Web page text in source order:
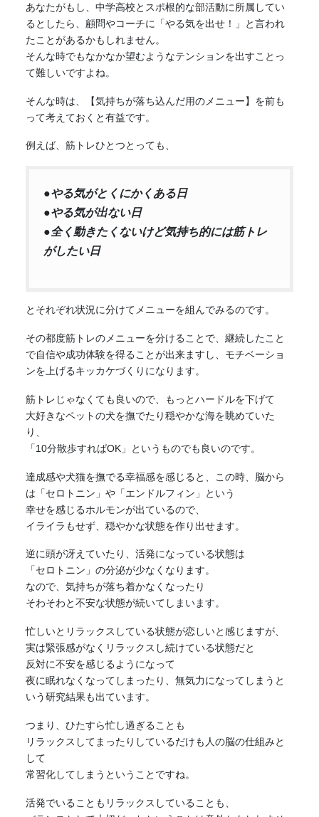
あなたがもし、中学高校とスポ根的な部活動に所属してい
るとしたら、顧問やコーチに「やる気を出せ！」と言われ
たことがあるかもしれません。
そんな時でもなかなか望むようなテンションを出すことっ
て難しいですよね。
そんな時は、【気持ちが落ち込んだ用のメニュー】を前も
って考えておくと有益です。
例えば、筋トレひとつとっても、
●やる気がとくにかくある日
●やる気が出ない日
●全く動きたくないけど気持ち的には筋トレ
がしたい日
とそれぞれ状況に分けてメニューを組んでみるのです。
その都度筋トレのメニューを分けることで、継続したこと
で自信や成功体験を得ることが出来ますし、モチベーショ
ンを上げるキッカケづくりになります。
筋トレじゃなくても良いので、もっとハードルを下げて
大好きなペットの犬を撫でたり穏やかな海を眺めていた
り、
「10分散歩すればOK」というものでも良いのです。
達成感や犬猫を撫でる幸福感を感じると、この時、脳から
は「セロトニン」や「エンドルフィン」という
幸せを感じるホルモンが出ているので、
イライラもせず、穏やかな状態を作り出せます。
逆に頭が冴えていたり、活発になっている状態は
「セロトニン」の分泌が少なくなります。
なので、気持ちが落ち着かなくなったり
そわそわと不安な状態が続いてしまいます。
忙しいとリラックスしている状態が恋しいと感じますが、
実は緊張感がなくリラックスし続けている状態だと
反対に不安を感じるようになって
夜に眠れなくなってしまったり、無気力になってしまうと
いう研究結果も出ています。
つまり、ひたすら忙し過ぎることも
リラックスしてまったりしているだけも人の脳の仕組みと
して
常習化してしまうということですね。
活発でいることもリラックスしていることも、